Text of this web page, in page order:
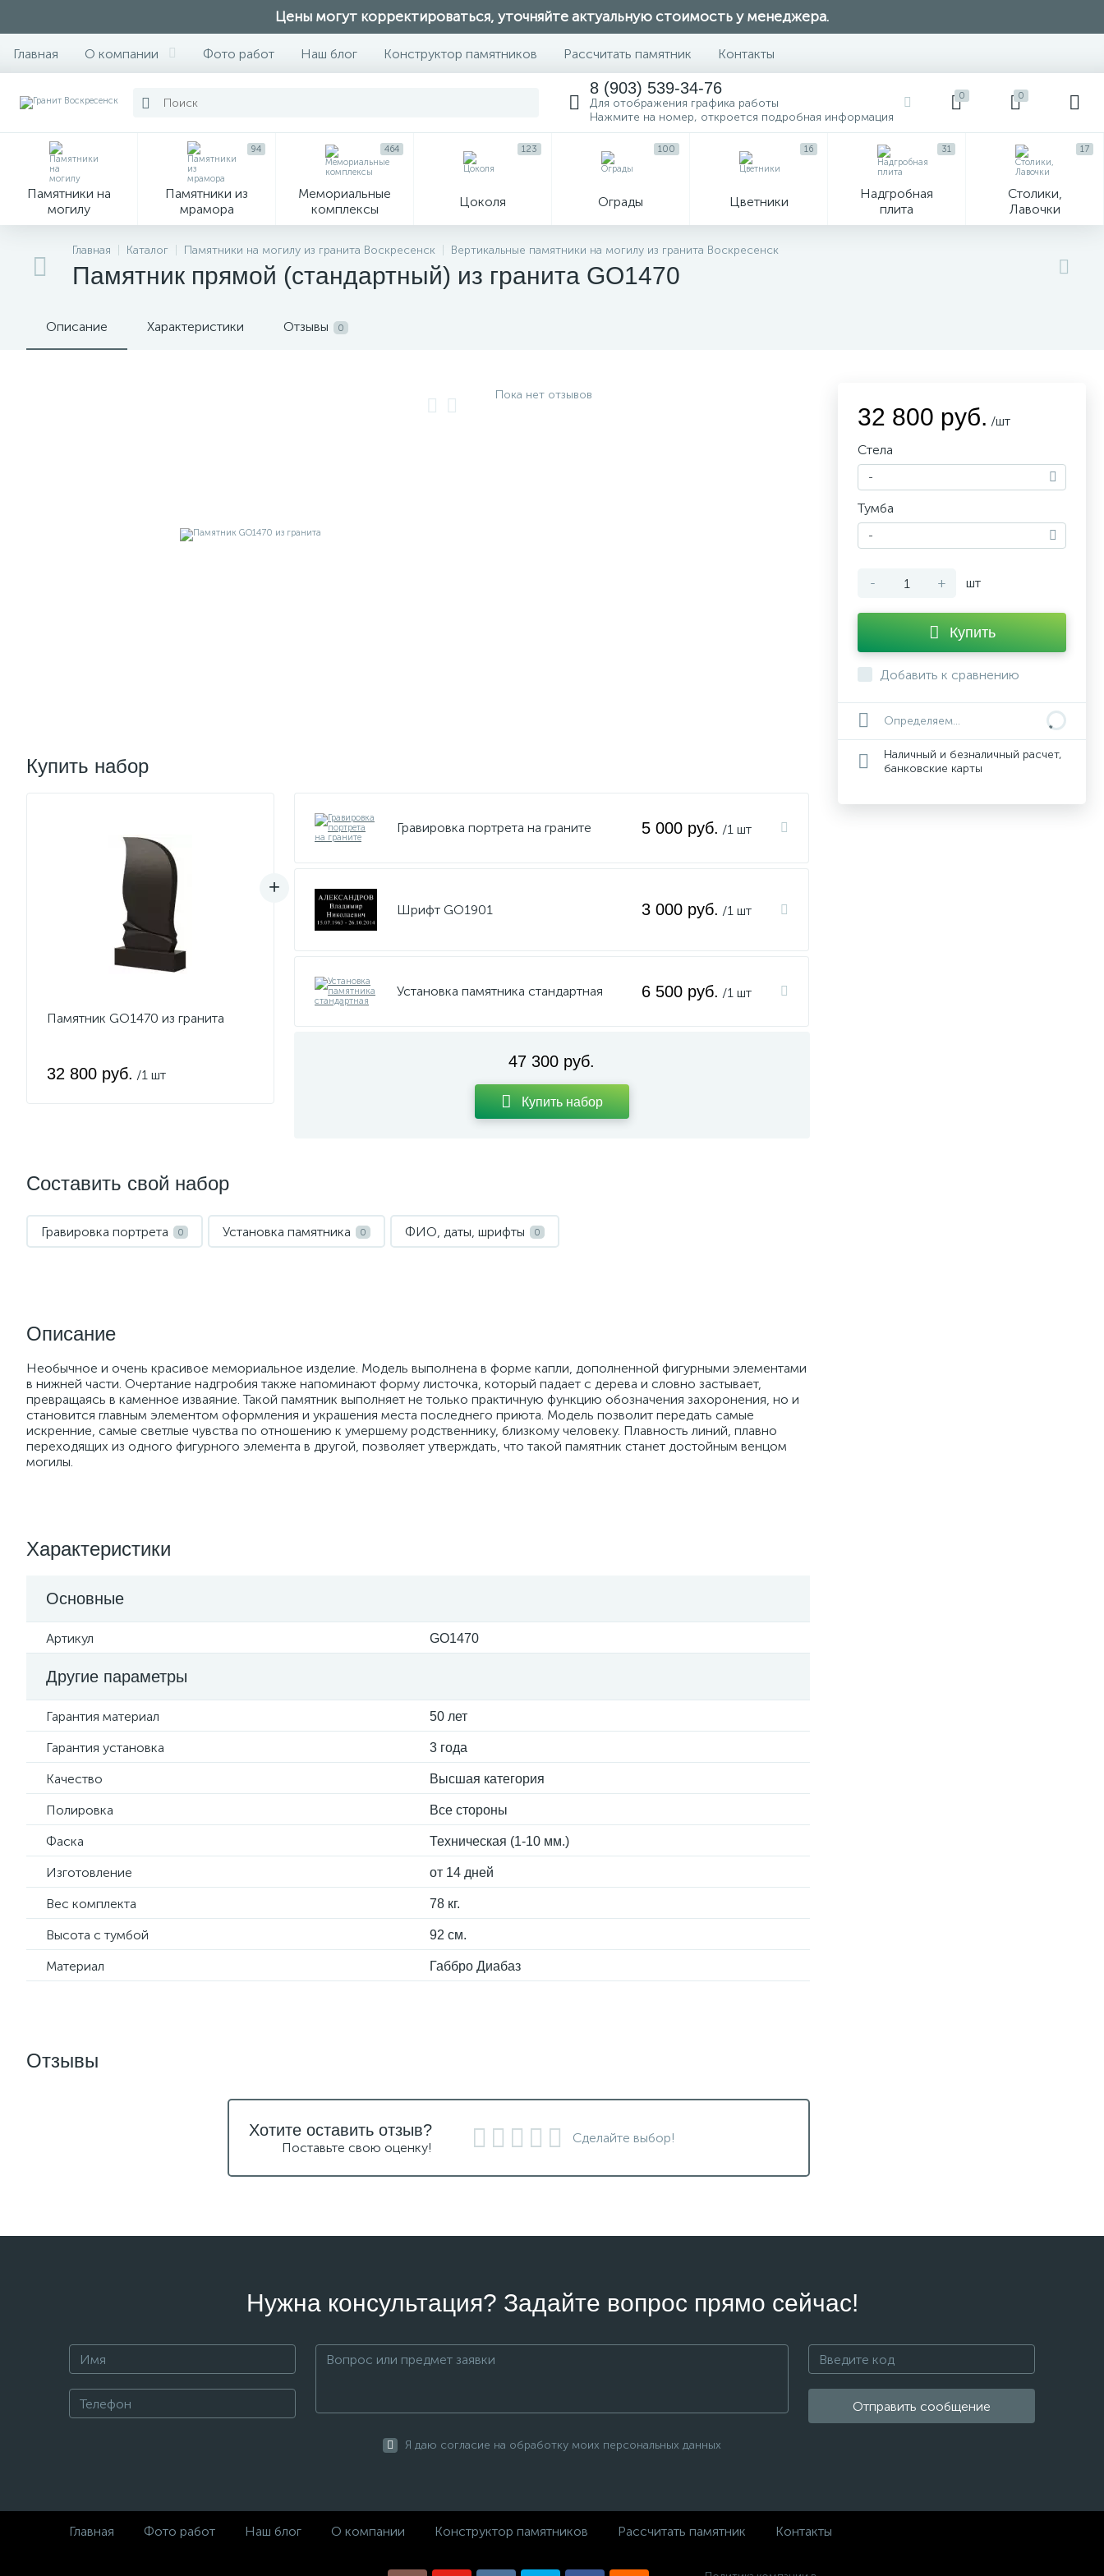
Цены могут корректироваться, уточняйте актуальную стоимость у менеджера.
Главная О компании Фото работ Наш блог Конструктор памятников Рассчитать памятник Контакты
8 (903) 539-34-76
Для отображения графика работы
Нажмите на номер, откроется подробная информация
0 0
Памятники на
могилу
Памятники из
мрамора
94
Мемориальные
комплексы
464
Цоколя
123
Ограды
100
Цветники
16
Надгробная
плита
31
Столики,
Лавочки
17
Могильные кресты
Главная Каталог Памятники на могилу из гранита Воскресенск Вертикальные памятники на могилу из гранита Воскресенск
Памятник прямой (стандартный) из гранита GO1470
Описание Характеристики Отзывы 0
Пока нет отзывов
Купить набор
Памятник GO1470 из гранита
32 800 руб. /1 шт
Гравировка портрета на граните 5 000 руб. /1 шт
Шрифт GO1901 3 000 руб. /1 шт
Установка памятника стандартная 6 500 руб. /1 шт
47 300 руб.
Купить набор
Составить свой набор
Гравировка портрета 0 Установка памятника 0 ФИО, даты, шрифты 0
Описание
Необычное и очень красивое мемориальное изделие. Модель выполнена в форме капли, дополненной фигурными элементами
в нижней части. Очертание надгробия также напоминают форму листочка, который падает с дерева и словно застывает,
превращаясь в каменное изваяние. Такой памятник выполняет не только практичную функцию обозначения захоронения, но и
становится главным элементом оформления и украшения места последнего приюта. Модель позволит передать самые
искренние, самые светлые чувства по отношению к умершему родственнику, близкому человеку. Плавность линий, плавно
переходящих из одного фигурного элемента в другой, позволяет утверждать, что такой памятник станет достойным венцом
могилы.
Характеристики
Основные
Артикул GO1470
Другие параметры
Гарантия материал 50 лет
Гарантия установка 3 года
Качество Высшая категория
Полировка Все стороны
Фаска Техническая (1-10 мм.)
Изготовление от 14 дней
Вес комплекта 78 кг.
Высота с тумбой 92 см.
Материал Габбро Диабаз
32 800 руб. /шт
Стела
-
Тумба
-
- + шт
Купить
Добавить к сравнению
Определяем...
Наличный и безналичный расчет,
банковские карты
Отзывы
Хотите оставить отзыв?
Поставьте свою оценку!
Сделайте выбор!
Нужна консультация? Задайте вопрос прямо сейчас!
Отправить сообщение
Я даю согласие на обработку моих персональных данных
Главная Фото работ Наш блог О компании Конструктор памятников Рассчитать памятник Контакты